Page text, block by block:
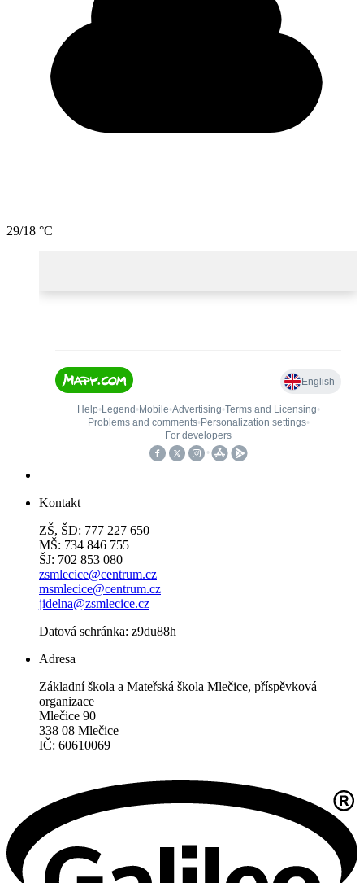
29/18 °C
Kontakt
ZŠ, ŠD: 777 227 650
MŠ: 734 846 755
ŠJ: 702 853 080
zsmlecice@centrum.cz
msmlecice@centrum.cz
jidelna@zsmlecice.cz
Datová schránka: z9du88h
Adresa
Základní škola a Mateřská škola Mlečice, příspěvková
organizace
Mlečice 90
338 08 Mlečice
IČ: 60610069